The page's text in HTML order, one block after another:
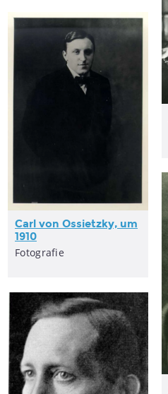
Carl von Ossietzky, um
1910
Fotografie